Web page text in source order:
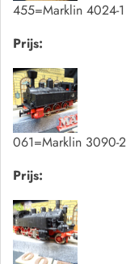
455=Marklin 4024-
Prijs:
061=Marklin 3090-
Prijs: